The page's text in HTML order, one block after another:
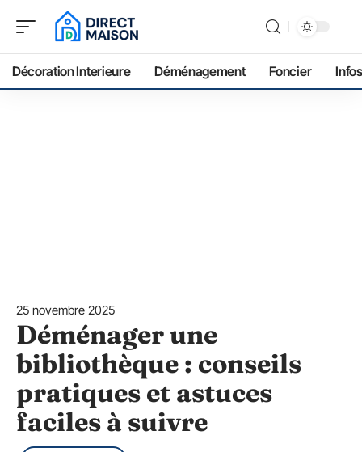
Décoration Interieure Déménagement Foncier Infos
25 novembre 2025
Déménager une
bibliothèque : conseils
pratiques et astuces
faciles à suivre